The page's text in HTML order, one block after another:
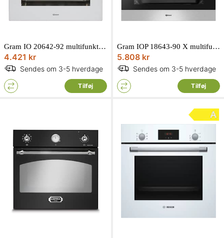
Gram IO 20642-92 multifunktionsovn til indbygning hvid 77L
4.421 kr
Sendes om 3-5 hverdage
Tilføj
Gram IOP 18643-90 X multifunktionsovn pyrolyse til indbygning EasyOff Steel 77L
5.808 kr
Sendes om 3-5 hverdage
Tilføj